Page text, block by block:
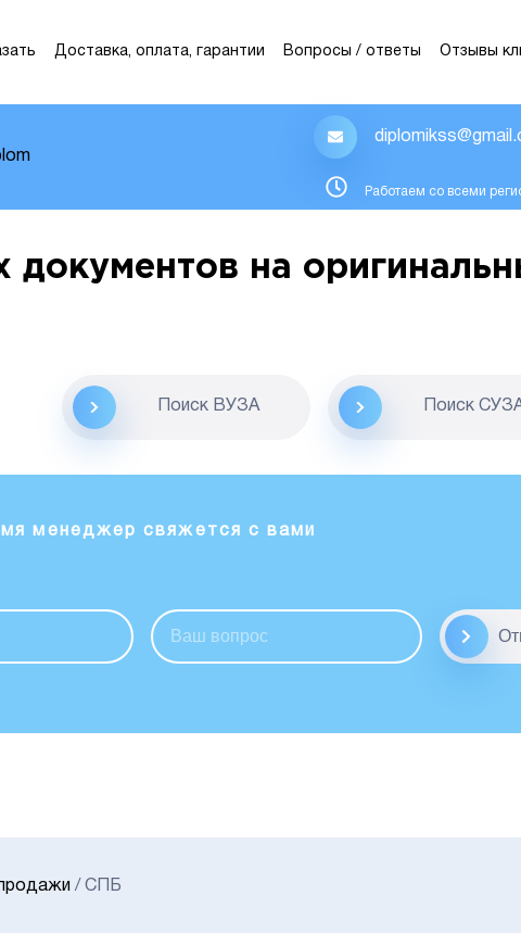
Доставка, оплата, гарантии Вопросы / ответы Отзывы
Работаем со всеми
документов на
Поиск ВУЗА Поиск
менеджер свяжется с вами
/СПБ